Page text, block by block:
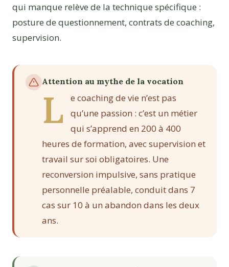
qui manque relève de la technique spécifique :
posture de questionnement, contrats de coaching,
supervision.
Attention au mythe de la vocation
L
e coaching de vie n’est pas
qu’une passion : c’est un métier
qui s’apprend en 200 à 400
heures de formation, avec supervision et
travail sur soi obligatoires. Une
reconversion impulsive, sans pratique
personnelle préalable, conduit dans 7
cas sur 10 à un abandon dans les deux
ans.